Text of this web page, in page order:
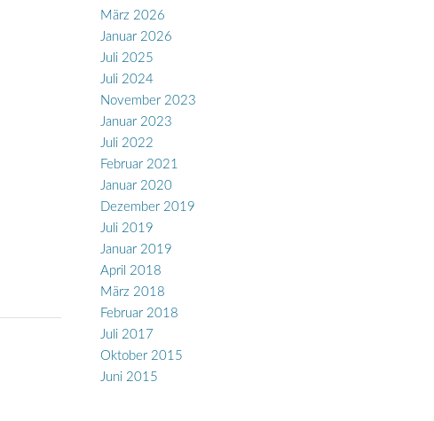
März 2026
Januar 2026
Juli 2025
Juli 2024
November 2023
Januar 2023
Juli 2022
Februar 2021
Januar 2020
Dezember 2019
Juli 2019
Januar 2019
April 2018
März 2018
Februar 2018
Juli 2017
Oktober 2015
Juni 2015